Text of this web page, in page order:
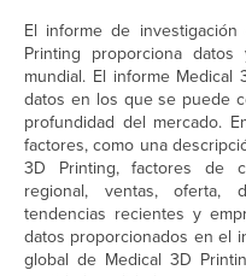
El informe de
Printing proporciona
mundial. El informe Medical
datos en los que se puede
profundidad del mercado.
factores, como una
3D Printing, factores de
regional, ventas, oferta,
tendencias recientes y
datos proporcionados en el
global de Medical 3D